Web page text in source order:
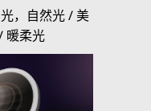
，自然光 / 美
暖柔光